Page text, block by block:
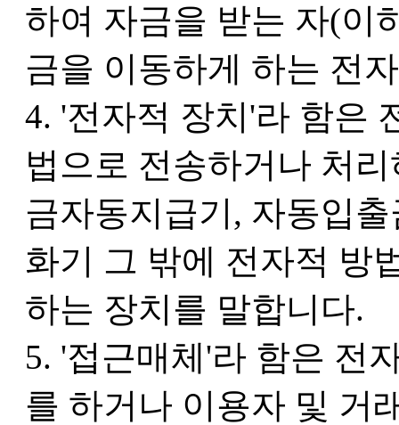
하여 자금을 받는 자(이
금을 이동하게 하는 전
4. '전자적 장치'라 함은
법으로 전송하거나 처
금자동지급기, 자동입
화기 그 밖에 전자적 방
하는 장치를 말합니다.
5. '접근매체'라 함은 전
를 하거나 이용자 및 거